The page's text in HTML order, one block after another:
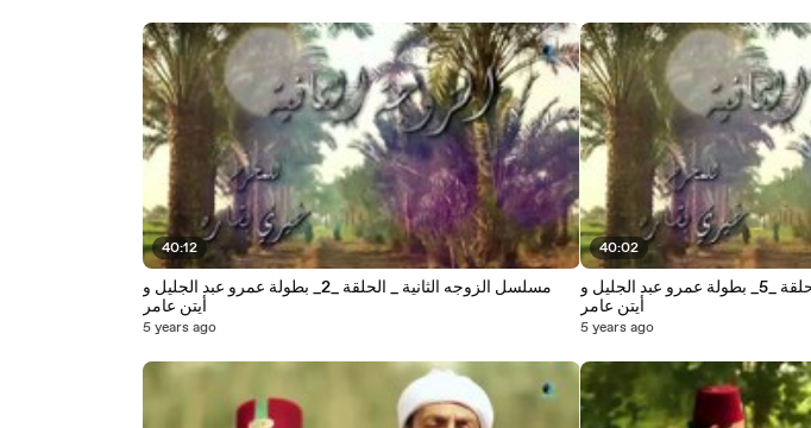
40:12
مسلسل الزوجه الثانية _ الحلقة _2_ بطولة عمرو عبد الجليل و
أيتن عامر
5 years ago
40:02
مسلسل الزوجه الثانية _ الحلقة _5_ بطولة عمرو عبد الجليل و
أيتن عامر
5 years ago